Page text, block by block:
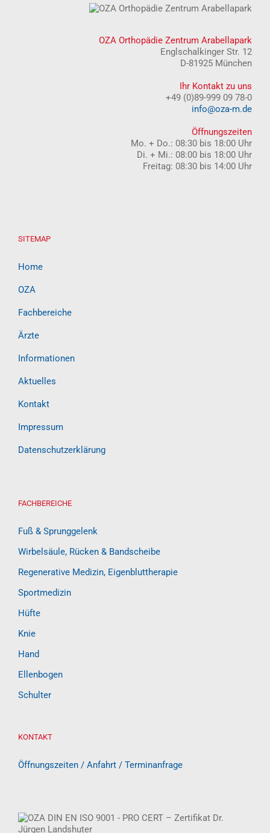
OZA Orthopädie Zentrum Arabellapark
Englschalkinger Str. 12
D-81925 München
Ihr Kontakt zu uns
+49 (0)89-999 09 78-0
info@oza-m.de
Öffnungszeiten
Mo. + Do.: 08:30 bis 18:00 Uhr
Di. + Mi.: 08:00 bis 18:00 Uhr
Freitag: 08:30 bis 14:00 Uhr
SITEMAP
Home
OZA
Fachbereiche
Ärzte
Informationen
Aktuelles
Kontakt
Impressum
Datenschutzerklärung
FACHBEREICHE
Fuß & Sprunggelenk
Wirbelsäule, Rücken & Bandscheibe
Regenerative Medizin, Eigenbluttherapie
Sportmedizin
Hüfte
Knie
Hand
Ellenbogen
Schulter
KONTAKT
Öffnungszeiten / Anfahrt / Terminanfrage